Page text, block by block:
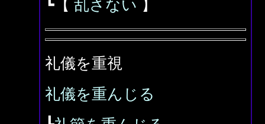
┗【 乱さない 】
礼儀を重視
礼儀を重んじる